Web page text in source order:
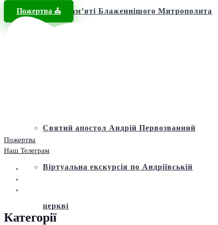
Фонд пам’яті Блаженнішого Митрополита
Святий апостол Андрій Первозванний
Віртуальна екскурсія по Андріївській
церкві
Пожертва ⛪️
Пожертва
Наш Телеграм
Категорії